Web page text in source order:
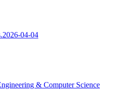
04-04
& Computer Science